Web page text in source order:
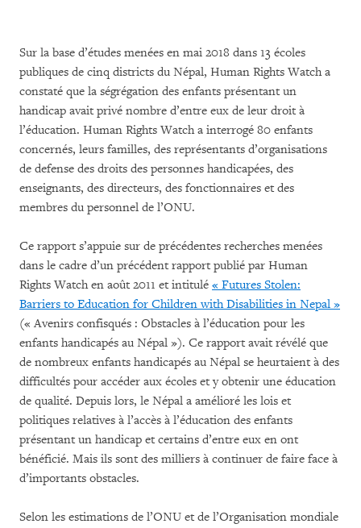
Sur la base d’études menées en mai 2018 dans 13 écoles
publiques de cinq districts du Népal, Human Rights Watch a
constaté que la ségrégation des enfants présentant un
handicap avait privé nombre d’entre eux de leur droit à
l’éducation. Human Rights Watch a interrogé 80 enfants
concernés, leurs familles, des représentants d’organisations
de defense des droits des personnes handicapées, des
enseignants, des directeurs, des fonctionnaires et des
membres du personnel de l’ONU.
Ce rapport s’appuie sur de précédentes recherches menées
dans le cadre d’un précédent rapport publié par Human
Rights Watch en août 2011 et intitulé « Futures Stolen:
Barriers to Education for Children with Disabilities in Nepal »
(« Avenirs confisqués : Obstacles à l’éducation pour les
enfants handicapés au Népal »). Ce rapport avait révélé que
de nombreux enfants handicapés au Népal se heurtaient à des
difficultés pour accéder aux écoles et y obtenir une éducation
de qualité. Depuis lors, le Népal a amélioré les lois et
politiques relatives à l’accès à l’éducation des enfants
présentant un handicap et certains d’entre eux en ont
bénéficié. Mais ils sont des milliers à continuer de faire face à
d’importants obstacles.
Selon les estimations de l’ONU et de l’Organisation mondiale